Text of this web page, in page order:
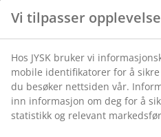
Vi tilpasser
Hos JYSK bruker vi
mobile identifikatorer for å
du besøker nettsiden vår.
inn informasjon om deg for å
statistikk og relevant